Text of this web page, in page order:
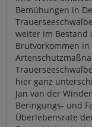
Bemühungen in
weiter im Bestand
Brutvorkommen
hier ganz
Jan van der
Beringungs- und
Überlebensrate